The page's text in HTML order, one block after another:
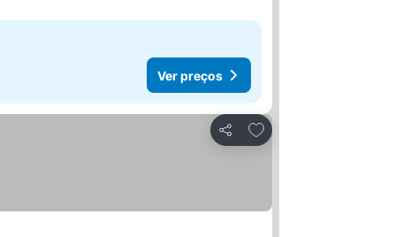
Ver preços
Partilhar
Adicionar aos favoritos